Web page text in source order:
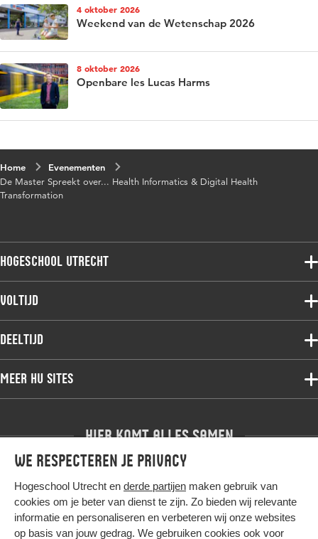
We respecteren je privacy
Hogeschool Utrecht en derde partijen maken gebruik van
cookies om je beter van dienst te zijn. Zo bieden wij relevante
informatie en personaliseren en verbeteren wij onze websites
op basis van jouw gedrag. We gebruiken cookies ook voor
Weekend van de Wetenschap 2026
4 oktober 2026
Openbare les Lucas Harms
8 oktober 2026
Home
Evenementen
De Master Spreekt over... Health Informatics & Digital Health
Transformation
Hogeschool Utrecht
Voltijdopleidingen
Deeltijdopleidingen
Onderzoek
Contact
Voltijd
Associate degree
Bachelor
Master
Deeltijd
Associate degree
Bachelor
Post-master
Studiekeuze deeltijd
Meer HU sites
HU Bibliotheek
HU Ontwikkelt
Duurzame HU
Intranet
Trajectum
Hier komt alles samen
Colofon